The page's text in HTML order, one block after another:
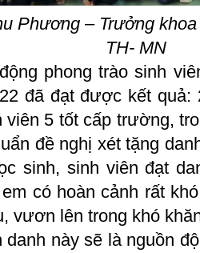
Phương – Trưởng
TH- MN
phong trào sinh
đã đạt được kết quả:
viên 5 tốt cấp trường,
đề nghị xét tặng
sinh, sinh viên đạt
có hoàn cảnh rất
vươn lên trong khó
danh này sẽ là nguồn